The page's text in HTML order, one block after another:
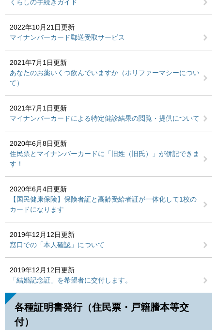
くらしの手続きガイド
2022年10月21日更新
マイナンバーカード郵送受取サービス
2021年7月1日更新
あなたのお薬いくつ飲んでいますか（ポリファーマシーについ
て）
2021年7月1日更新
マイナンバーカードによる特定健診結果の閲覧・提供について
2020年6月8日更新
住民票とマイナンバーカードに「旧姓（旧氏）」が併記できま
す！
2020年6月4日更新
【国民健康保険】保険者証と高齢受給者証が一体化して1枚の
カードになります
2019年12月12日更新
窓口での「本人確認」について
2019年12月12日更新
「結婚記念証」を希望者に交付します。
各種証明書発行（住民票・戸籍謄本等交
付）